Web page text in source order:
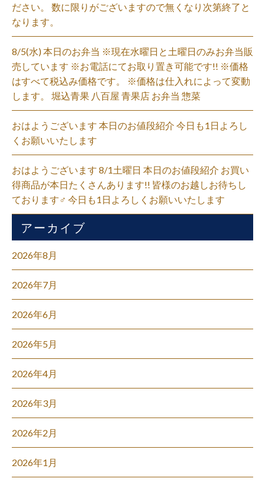
ださい。 数に限りがございますので無くなり次第終了と
なります。
8/5(水) 本日のお弁当 ※現在水曜日と土曜日のみお弁当販
売しています ※お電話にてお取り置き可能です!! ※価格
はすべて税込み価格です。 ※価格は仕入れによって変動
します。 堀込青果 八百屋 青果店 お弁当 惣菜
おはようございます 本日のお値段紹介 今日も1日よろし
くお願いいたします
おはようございます 8/1土曜日 本日のお値段紹介 お買い
得商品が本日たくさんあります!! 皆様のお越しお待ちし
ております‍♂️ 今日も1日よろしくお願いいたします
アーカイブ
2026年8月
2026年7月
2026年6月
2026年5月
2026年4月
2026年3月
2026年2月
2026年1月